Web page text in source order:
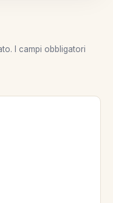
I campi obbligatori